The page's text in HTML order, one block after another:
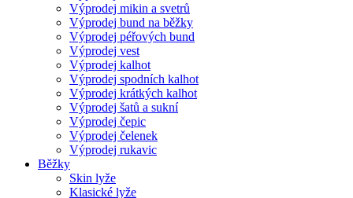
Výprodej mikin a svetrů
Výprodej bund na běžky
Výprodej péřových bund
Výprodej vest
Výprodej kalhot
Výprodej spodních kalhot
Výprodej krátkých kalhot
Výprodej šatů a sukní
Výprodej čepic
Výprodej čelenek
Výprodej rukavic
Běžky
Skin lyže
Klasické lyže